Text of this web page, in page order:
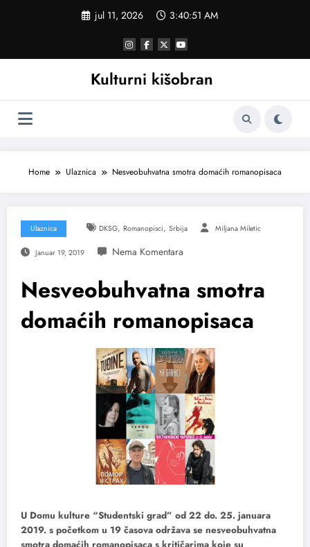
jul 11, 2026 3:40:51 AM
Kulturni kišobran
Home Ulaznica Nesveobuhvatna smotra domaćih romanopisaca
Ulaznica DKSG, Romanopisci, Srbija Miljana Miletic
Januar 19, 2019
Nesveobuhvatna smotra
domaćih romanopisaca
U Domu kulture “Studentski grad” od 22 do. 25. januara
2019. s početkom u 19 časova održava se nesveobuhvatna